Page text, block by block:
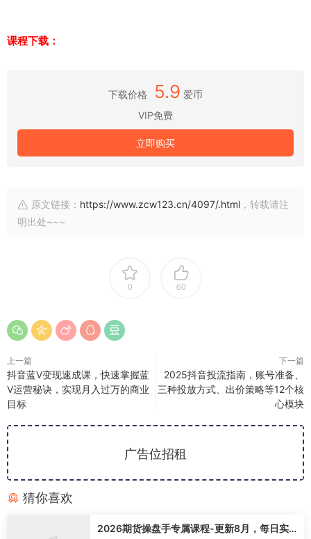
课程下载：
下载价格 5.9 爱币
VIP免费
立即购买
原文链接： https://www.zcw123.cn/4097/.html ，转载请注
明出处~~~
0 60
上一篇
抖音蓝V变现速成课，快速掌握蓝
V运营秘诀，实现月入过万的商业
目标
下一篇
2025抖音投流指南，账号准备、
三种投放方式、出价策略等12个核
心模块
广告位招租
猜你喜欢
2026期货操盘手专属课程-更新8月，每日实